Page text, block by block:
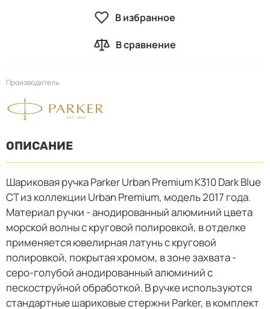
В избранное
В сравнение
Производитель
ОПИСАНИЕ
Шариковая ручка Parker Urban Premium K310 Dark Blue
CT из коллекции Urban Premium, модель 2017 года.
Материал ручки - анодированный алюминий цвета
морской волны с круговой полировкой, в отделке
применяется ювелирная латунь с круговой
полировкой, покрытая хромом, в зоне захвата -
серо-голубой анодированный алюминий с
пескоструйной обработкой. В ручке используются
стандартные шариковые стержни Parker, в комплект